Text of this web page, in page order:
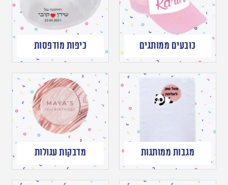
כובעים ממותגים כיפות מודפסות
מגבות ממותגות מדבקות עגולות